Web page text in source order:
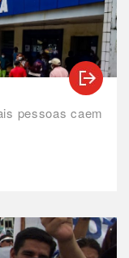
pessoas caem